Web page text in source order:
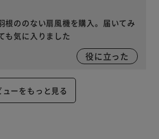
根ののない扇風機を購入。届いてみ
も気に入りました
役に立った
ューをもっと見る